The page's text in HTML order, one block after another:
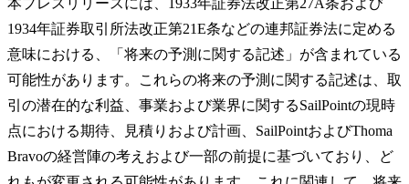
本プレスリリースには、1933年証券法改正第27A条および
1934年証券取引所法改正第21E条などの連邦証券法に定める
意味における、「将来の予測に関する記述」が含まれている
可能性があります。これらの将来の予測に関する記述は、取
引の潜在的な利益、事業および業界に関するSailPointの現時
点における期待、見積りおよび計画、SailPointおよびThoma
Bravoの経営陣の考えおよび一部の前提に基づいており、ど